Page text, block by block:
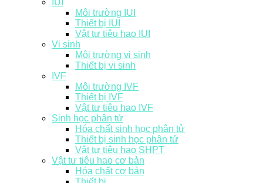
IUI
Môi trường IUI
Thiết bị IUI
Vật tư tiêu hao IUI
Vi sinh
Môi trường vi sinh
Thiết bị vi sinh
IVF
Môi trường IVF
Thiết bị IVF
Vật tư tiêu hao IVF
Sinh học phân tử
Hóa chất sinh học phân tử
Thiết bị sinh học phân tử
Vật tư tiêu hao SHPT
Vật tư tiêu hao cơ bản
Hóa chất cơ bản